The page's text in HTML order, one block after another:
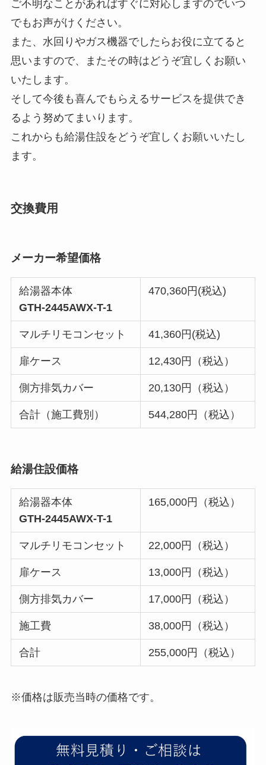
ご不明なことがあればすぐに対応しますのでいつ
でもお声がけください。
また、水回りやガス機器でしたらお役に立てると
思いますので、またその時はどうぞ宜しくお願い
いたします。
そして今後も喜んでもらえるサービスを提供でき
るよう努めてまいります。
これからも給湯住設をどうぞ宜しくお願いいたし
ます。
交換費用
メーカー希望価格
給湯器本体
GTH-2445AWX-T-1
470,360円(税込)
マルチリモコンセット 41,360円(税込)
扉ケース 12,430円（税込）
側方排気カバー 20,130円（税込）
合計（施工費別） 544,280円（税込）
給湯住設価格
給湯器本体
GTH-2445AWX-T-1
165,000円（税込）
マルチリモコンセット 22,000円（税込）
扉ケース 13,000円（税込）
側方排気カバー 17,000円（税込）
施工費 38,000円（税込）
合計 255,000円（税込）
※価格は販売当時の価格です。